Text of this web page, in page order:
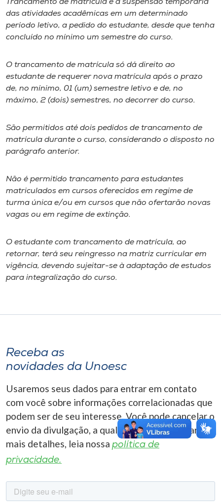
I.nova
Cultura
Biblioteca
Unoesc
Store
Selecione
A+
Trancamento de matrícula é a suspensão temporária
das atividades acadêmicas em um determinado
período letivo, a pedido do estudante, desde que tenha
concluído no mínimo um semestre do curso.
O trancamento de matrícula só dá direito ao
estudante de requerer nova matrícula após o prazo
de, no mínimo, 01 (um) semestre letivo e de, no
máximo, 2 (dois) semestres, no decorrer do curso.
São permitidos até dois pedidos de trancamento de
matrícula durante o curso, considerando o disposto no
parágrafo anterior.
Não é permitido trancamento para estudantes
matriculados em cursos oferecidos em regime de
turma única e/ou em cursos que não ofertarão novas
vagas ou em regime de extinção.
O estudante com trancamento de matrícula, ao
retornar, terá seu reingresso na matriz curricular em
vigência, devendo sujeitar-se à adaptação de estudos
para integralização do curso.
Receba as
novidades da Unoesc
Usaremos seus dados para entrar em contato
com você sobre informações correlacionadas que
podem ser de seu interesse. Você pode cancelar o
envio da divulgação, a qualquer momento. Para
mais detalhes, leia nossa política de
privacidade.